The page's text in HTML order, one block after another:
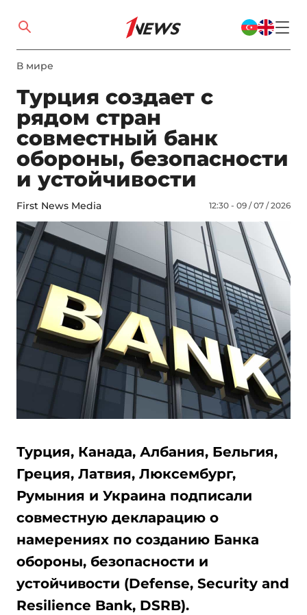
В мире
Турция создает с
рядом стран
совместный банк
обороны, безопасности
и устойчивости
First News Media 12:30 - 09 / 07 / 2026
Турция, Канада, Албания, Бельгия,
Греция, Латвия, Люксембург,
Румыния и Украина подписали
совместную декларацию о
намерениях по созданию Банка
обороны, безопасности и
устойчивости (Defense, Security and
Resilience Bank, DSRB).